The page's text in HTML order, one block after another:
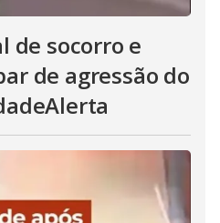
de socorro e
de agressão do